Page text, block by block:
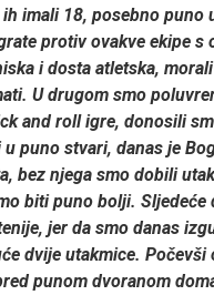
imali 18, posebno puno
protiv ovakve ekipe s
i dosta atletska,
U drugom smo
and roll igre, donosili
puno stvari, danas je
bez njega smo dobili
biti puno bolji. Sljedeće
jer da smo danas
dvije utakmice.
punom dvoranom